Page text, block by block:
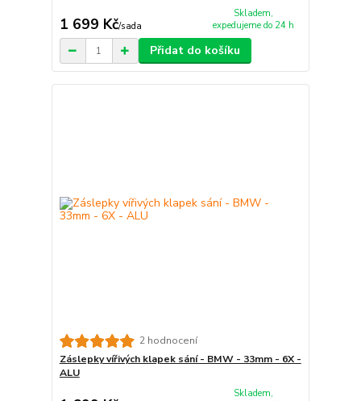
1 699 Kč/sada
Skladem,
expedujeme do 24 h
Přidat do košíku
2 hodnocení
Záslepky vířivých klapek sání - BMW - 33mm - 6X -
ALU
Skladem,